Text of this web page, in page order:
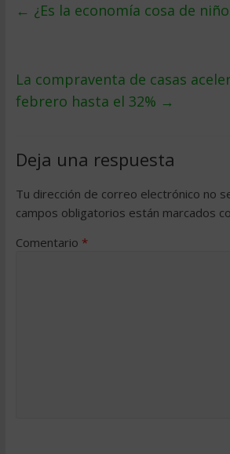
← ¿Es la economía cosa de
La compraventa de casas
febrero hasta el 32% →
Deja una respuesta
Tu dirección de correo electrónico no
campos obligatorios están marcados
Comentario *